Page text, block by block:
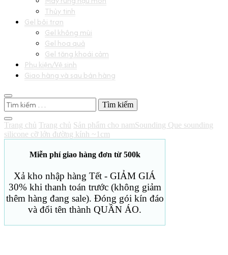
Thủy tinh
Gel bôi trơn
Gel không mùi
Gel hoa quả
Gel tăng khoái cảm
Phụ kiện/Vệ sinh
Giao hàng và sau bán hàng
Tìm
kiếm
cho:
Trang chủ Trang chủ Sản phẩm cho namSounding Que sounding
silicone cỡ lớn đường kính ~1cm
Miễn phí giao hàng đơn từ 500k
Xả kho nhập hàng Tết - GIẢM GIÁ
30% khi thanh toán trước (không giảm
thêm hàng đang sale). Đóng gói kín đáo
và đổi tên thành QUẦN ÁO.